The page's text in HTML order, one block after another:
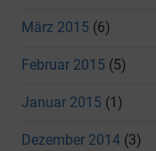
März 2015 (6)
Februar 2015 (5)
Januar 2015 (1)
Dezember 2014 (3)